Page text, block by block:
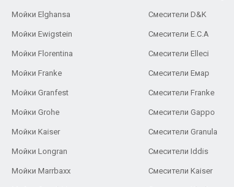
Мойки Elghansa
Мойки Ewigstein
Мойки Florentina
Мойки Franke
Мойки Granfest
Мойки Grohe
Мойки Kaiser
Мойки Longran
Мойки Marrbaxx
Смесители D&K
Смесители E.C.A
Смесители Elleci
Смесители Емар
Смесители Franke
Смесители Gappo
Смесители Granula
Смесители Iddis
Смесители Kaiser